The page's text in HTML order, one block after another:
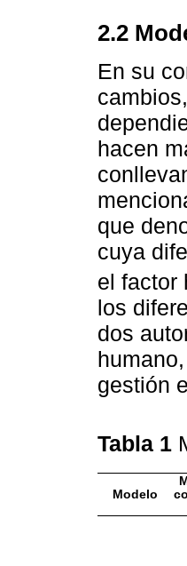
2.2
En su
hacen
que
cuya
el factor
los
dos
gestión
Tabla 1
Modelo